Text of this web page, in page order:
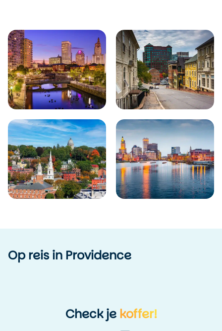
Op reis in Providence
Check jekoffer!